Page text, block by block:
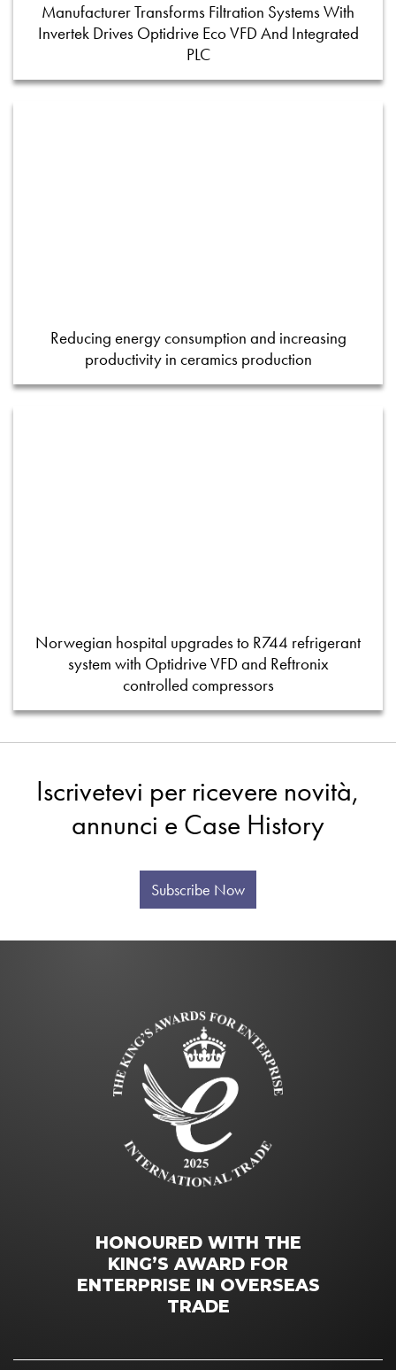
Manufacturer Transforms Filtration Systems With
Invertek Drives Optidrive Eco VFD And Integrated
PLC
Reducing energy consumption and increasing
productivity in ceramics production
Norwegian hospital upgrades to R744 refrigerant
system with Optidrive VFD and Reftronix
controlled compressors
Iscrivetevi per ricevere novità,
annunci e Case History
Subscribe Now
HONOURED WITH THE
KING’S AWARD FOR
ENTERPRISE IN OVERSEAS
TRADE